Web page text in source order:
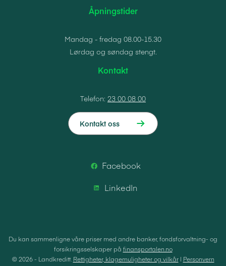
Facebook
LinkedIn
Åpningstider
Mandag - fredag 08.00-15.30
Lørdag og søndag stengt.
Kontakt
Telefon: 23 00 08 00
Kontakt oss
Du kan sammenligne våre priser med andre banker, fondsforvaltning- og
forsikringsselskaper på finansportalen.no
© 2026 - Landkreditt. Rettigheter, klagemuligheter og vilkår| Personvern